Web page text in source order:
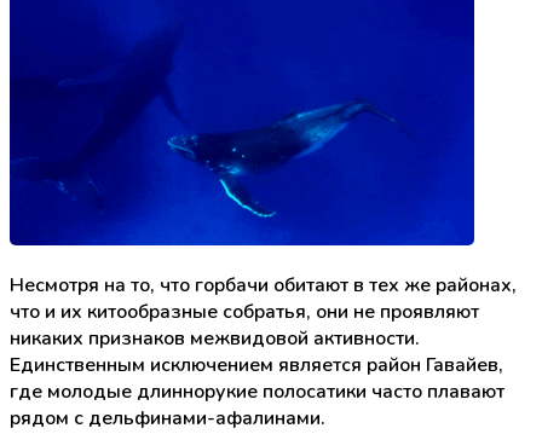
Несмотря на то, что горбачи обитают в тех же районах,
что и их китообразные собратья, они не проявляют
никаких признаков межвидовой активности.
Единственным исключением является район Гавайев,
где молодые длиннорукие полосатики часто плавают
рядом с дельфинами-афалинами.